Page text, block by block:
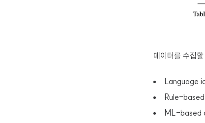
데이터를 수집
Language
Rule-based
ML-based